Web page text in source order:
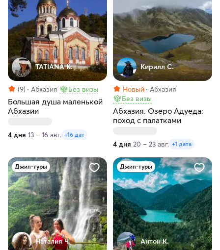
TATIANA K.
(9) Абхазия Без визы
Большая душа маленькой
Абхазии
4 дня 13 – 16 авг. +16 дат
Кирилл С.
Новый
Абхазия
Без визы
Абхазия. Озеро Адуеда:
поход с палатками
4 дня 20 – 23 авг. +1 дата
Джип-туры
Наталия Ч.
Джип-туры
Антон К.